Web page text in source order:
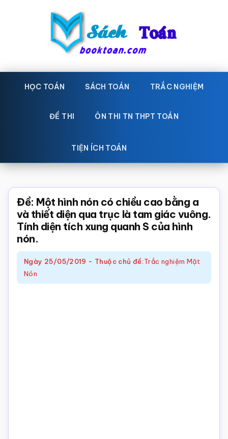
Sách
Toán
toán
Học
toán,
giáo
Toán,
trắc
nghiệm
Toán
online
HỌC TOÁN SÁCH TOÁN TRẮC NGHIỆM
ĐỀ THI ÔN THI TN THPT TOÁN
TIỆN ÍCH TOÁN
Đề: Một hình nón có chiều cao bằng a
và thiết diện qua trục là tam giác vuông.
Tính diện tích xung quanh S của hình
nón.
Ngày 25/05/2019 - Thuộc chủ đề:Trắc nghiệm Mặt
Nón